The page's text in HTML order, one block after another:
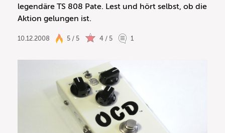
legendäre TS 808 Pate. Lest und hört selbst, ob die
Aktion gelungen ist.
10.12.2008 5 / 5 4 / 5 1